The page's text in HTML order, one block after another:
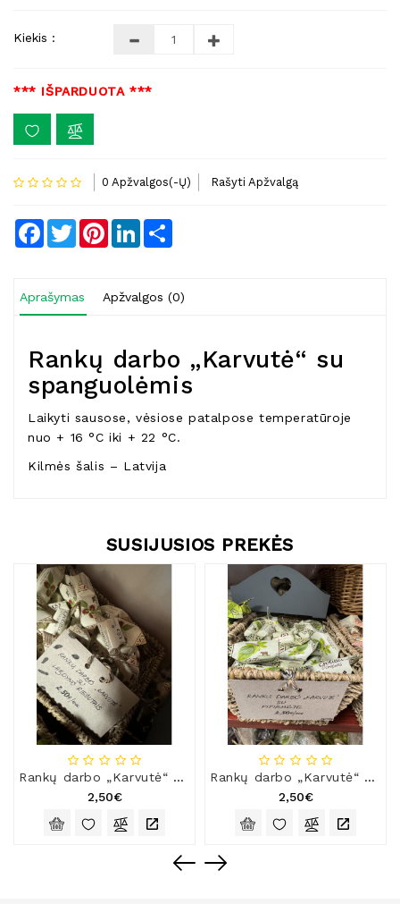
Kiekis :
*** IŠPARDUOTA ***
0 Apžvalgos(-Ų) Rašyti Apžvalgą
Facebook
TwitterPinterestLinkedIn
Aprašymas Apžvalgos (0)
Rankų darbo „Karvutė“ su
spanguolėmis
Laikyti sausose, vėsiose patalpose temperatūroje
nuo + 16 °C iki + 22 °C.
Kilmės šalis – Latvija
SUSIJUSIOS PREKĖS
Rankų darbo „Karvutė“ su lazdyno riešutais
2,50€
Rankų darbo „Karvutė“ su pipirmėte
2,50€